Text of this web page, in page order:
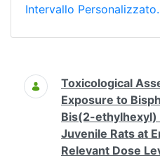
Intervallo
Ricerca
Toxicological
Exposure to
Bis(2-ethylhexyl)
Juvenile Rats at
Relevant Dose